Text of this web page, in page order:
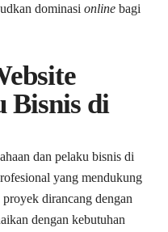
dominasi online bagi
Bisnis di
dan pelaku bisnis di
yang mendukung
dirancang dengan
dengan kebutuhan